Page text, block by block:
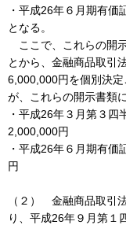
・平成26年６月期有価
となる。
ここで、これらの開
とから、金融商品取引
6,000,000円を個別決
が、これらの開示書類
・平成26年３月第３四
2,000,000円
・平成26年６月期有
円
（２） 金融商品取引
り、平成26年９月第１